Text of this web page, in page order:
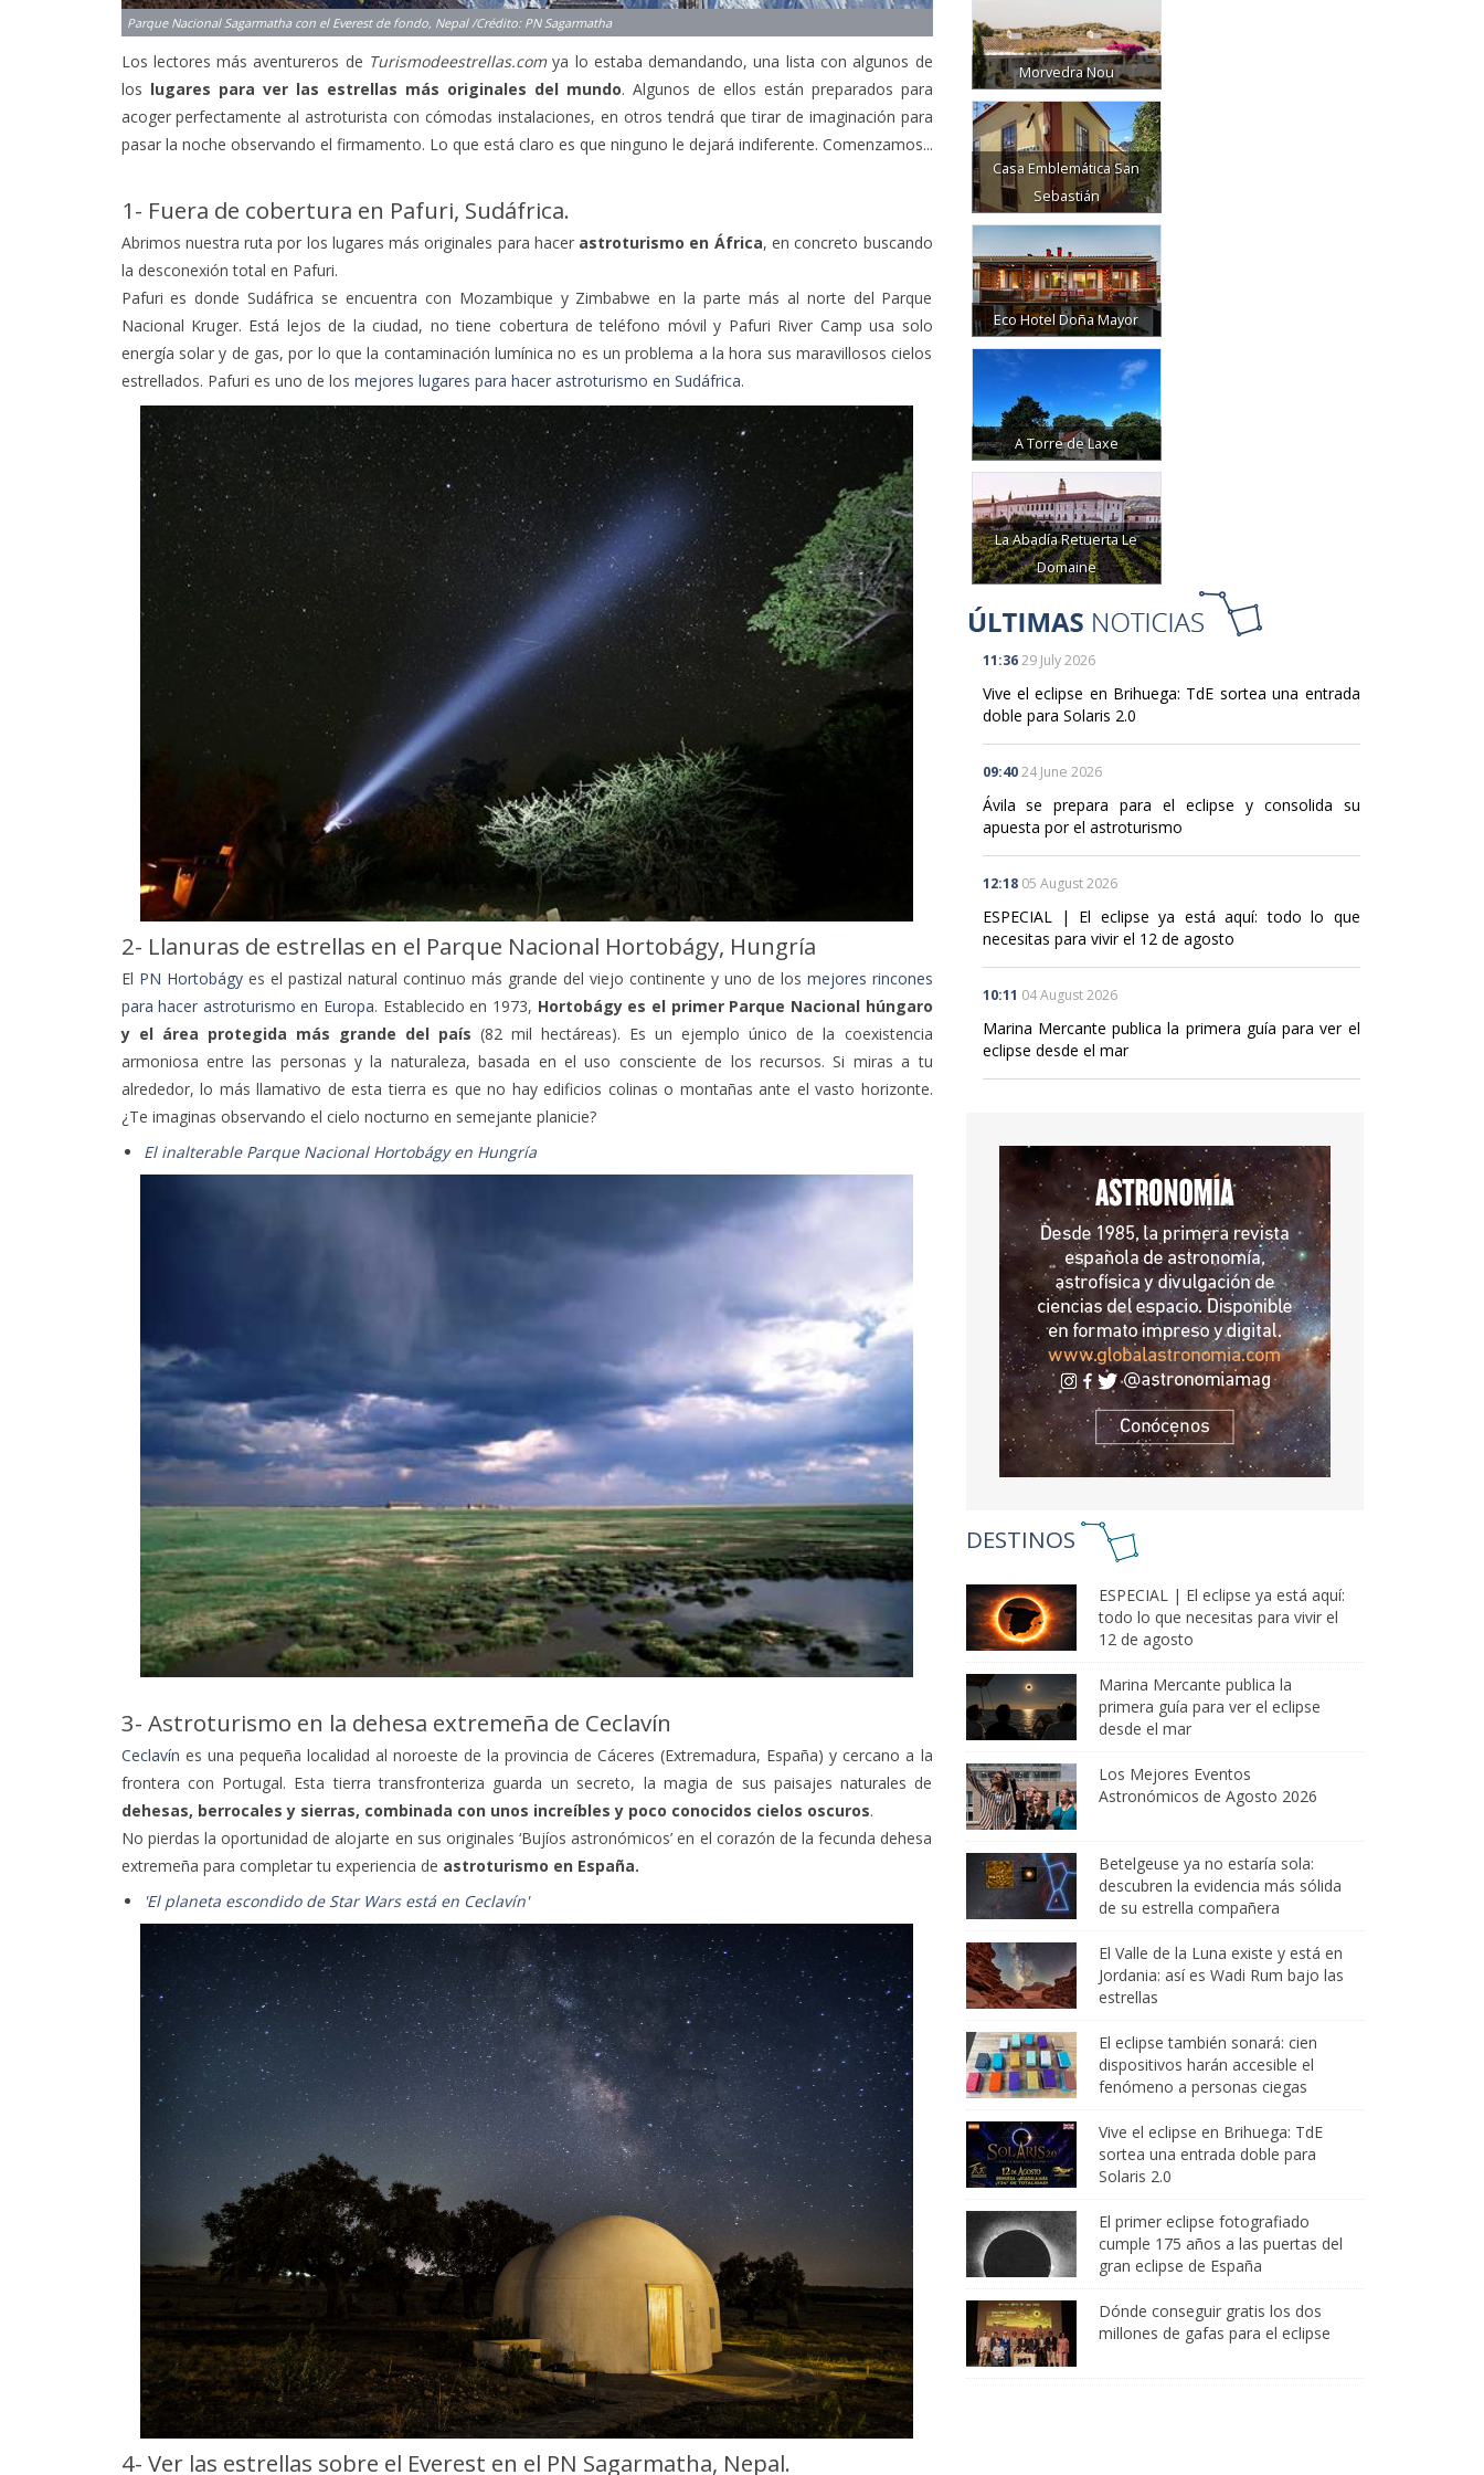
Los lectores más aventureros de Turismodeestrellas.comya lo estaba demandando, una lista con algunos de
los lugares para ver las estrellas más originales del mundo . Algunos de ellos están preparados para
acoger perfectamente al astroturista con cómodas instalaciones, en otros tendrá que tirar de imaginación para
pasar la noche observando el firmamento. Lo que está claro es que ninguno le dejará indiferente. Comenzamos...
1- Fuera de cobertura en Pafuri, Sudáfrica.
Abrimos nuestra ruta por los lugares más originales para hacer astroturismo en África , en concreto buscando
la desconexión total en Pafuri.
Pafuri es donde Sudáfrica se encuentra con Mozambique y Zimbabwe en la parte más al norte del Parque
Nacional Kruger. Está lejos de la ciudad, no tiene cobertura de teléfono móvil y Pafuri River Camp usa solo
energía solar y de gas, por lo que la contaminación lumínica no es un problema a la hora sus maravillosos cielos
estrellados. Pafuri es uno de los mejores lugares para hacer astroturismo en Sudáfrica
2- Llanuras de estrellas en el Parque Nacional Hortobágy, Hungría
El PN Hortobágyes el pastizal natural continuo más grande del viejo continente y uno de los mejores rincones
para hacer astroturismo en Europa . Establecido en 1973, Hortobágy es el primer Parque Nacional húngaro
y el área protegida más grande del país (82 mil hectáreas). Es un ejemplo único de la coexistencia
armoniosa entre las personas y la naturaleza, basada en el uso consciente de los recursos. Si miras a tu
alrededor, lo más llamativo de esta tierra es que no hay edificios colinas o montañas ante el vasto horizonte.
¿Te imaginas observando el cielo nocturno en semejante planicie?
El inalterable Parque Nacional Hortobágy en Hungría
3- Astroturismo en la dehesa extremeña de Ceclavín
Ceclavín es una pequeña localidad al noroeste de la provincia de Cáceres (Extremadura, España) y cercano a la
frontera con Portugal. Esta tierra transfronteriza guarda un secreto, la magia de sus paisajes naturales de
dehesas, berrocales y sierras, combinada con unos increíbles y poco conocidos cielos oscuros
No pierdas la oportunidad de alojarte en sus originales ‘Bujíos astronómicos’ en el corazón de la fecunda dehesa
extremeña para completar tu experiencia de astroturismo en España.
El planeta escondido de Star Wars está en Ceclavín'
4- Ver las estrellas sobre el Everest en el PN Sagarmatha, Nepal.
Morvedra Nou
Casa Emblemática San
Sebastián
Eco Hotel Doña Mayor
A Torre de Laxe
La Abadía Retuerta Le
Domaine
11:36 29 July 2026
Vive el eclipse en Brihuega: TdE sortea una entrada
doble para Solaris 2.0
09:40 24 June 2026
Ávila se prepara para el eclipse y consolida su
apuesta por el astroturismo
12:18 05 August 2026
ESPECIAL | El eclipse ya está aquí: todo lo que
necesitas para vivir el 12 de agosto
10:11 04 August 2026
Marina Mercante publica la primera guía para ver el
eclipse desde el mar
DESTINOS
ESPECIAL | El eclipse ya está aquí:
todo lo que necesitas para vivir el
12 de agosto
Marina Mercante publica la
primera guía para ver el eclipse
desde el mar
Los Mejores Eventos
Astronómicos de Agosto 2026
Betelgeuse ya no estaría sola:
descubren la evidencia más sólida
de su estrella compañera
El Valle de la Luna existe y está en
Jordania: así es Wadi Rum bajo las
estrellas
El eclipse también sonará: cien
dispositivos harán accesible el
fenómeno a personas ciegas
Vive el eclipse en Brihuega: TdE
sortea una entrada doble para
Solaris 2.0
El primer eclipse fotografiado
cumple 175 años a las puertas del
gran eclipse de España
Dónde conseguir gratis los dos
millones de gafas para el eclipse